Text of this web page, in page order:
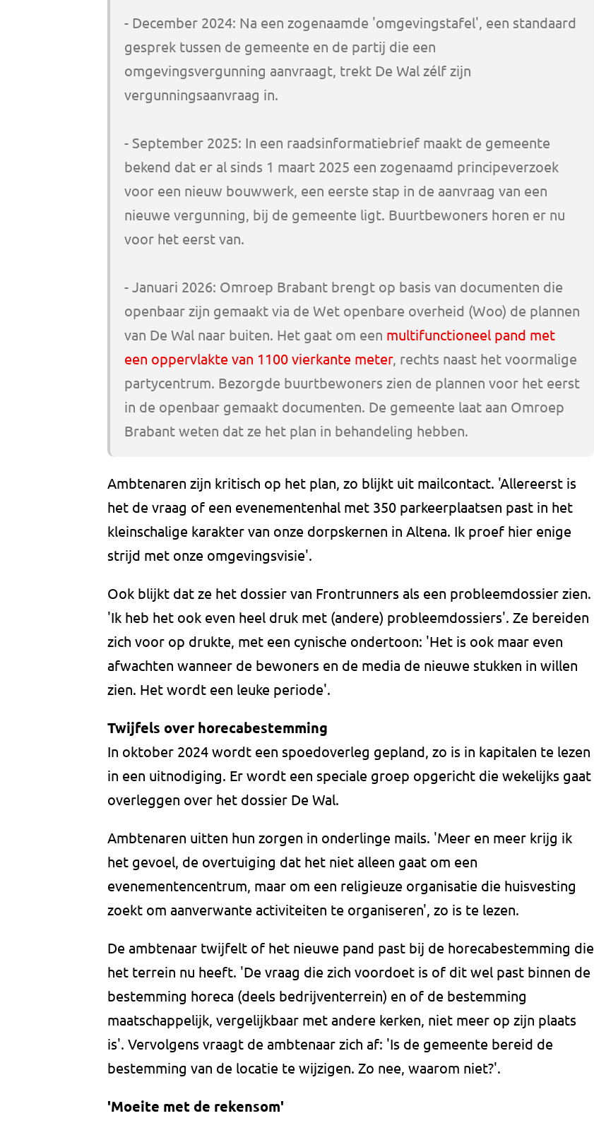
- December 2024: Na een zogenaamde 'omgevingstafel', een standaard
gesprek tussen de gemeente en de partij die een
omgevingsvergunning aanvraagt, trekt De Wal zélf zijn
vergunningsaanvraag in.
- September 2025: In een raadsinformatiebrief maakt de gemeente
bekend dat er al sinds 1 maart 2025 een zogenaamd principeverzoek
voor een nieuw bouwwerk, een eerste stap in de aanvraag van een
nieuwe vergunning, bij de gemeente ligt. Buurtbewoners horen er nu
voor het eerst van.
- Januari 2026: Omroep Brabant brengt op basis van documenten die
openbaar zijn gemaakt via de Wet openbare overheid (Woo) de plannen
van De Wal naar buiten. Het gaat om een multifunctioneel pand met
een oppervlakte van 1100 vierkante meter, rechts naast het voormalige
partycentrum. Bezorgde buurtbewoners zien de plannen voor het eerst
in de openbaar gemaakt documenten. De gemeente laat aan Omroep
Brabant weten dat ze het plan in behandeling hebben.
Ambtenaren zijn kritisch op het plan, zo blijkt uit mailcontact. 'Allereerst is
het de vraag of een evenementenhal met 350 parkeerplaatsen past in het
kleinschalige karakter van onze dorpskernen in Altena. Ik proef hier enige
strijd met onze omgevingsvisie'.
Ook blijkt dat ze het dossier van Frontrunners als een probleemdossier zien.
'Ik heb het ook even heel druk met (andere) probleemdossiers'. Ze bereiden
zich voor op drukte, met een cynische ondertoon: 'Het is ook maar even
afwachten wanneer de bewoners en de media de nieuwe stukken in willen
zien. Het wordt een leuke periode'.
Twijfels over horecabestemming
In oktober 2024 wordt een spoedoverleg gepland, zo is in kapitalen te lezen
in een uitnodiging. Er wordt een speciale groep opgericht die wekelijks gaat
overleggen over het dossier De Wal.
Ambtenaren uitten hun zorgen in onderlinge mails. 'Meer en meer krijg ik
het gevoel, de overtuiging dat het niet alleen gaat om een
evenementencentrum, maar om een religieuze organisatie die huisvesting
zoekt om aanverwante activiteiten te organiseren', zo is te lezen.
De ambtenaar twijfelt of het nieuwe pand past bij de horecabestemming die
het terrein nu heeft. 'De vraag die zich voordoet is of dit wel past binnen de
bestemming horeca (deels bedrijventerrein) en of de bestemming
maatschappelijk, vergelijkbaar met andere kerken, niet meer op zijn plaats
is'. Vervolgens vraagt de ambtenaar zich af: 'Is de gemeente bereid de
bestemming van de locatie te wijzigen. Zo nee, waarom niet?'.
'Moeite met de rekensom'